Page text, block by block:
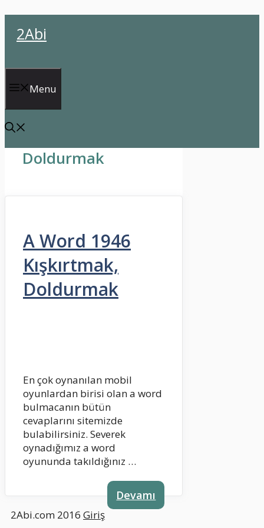
atla2Abi
Menu
Doldurmak
A Word 1946
Kışkırtmak,
Doldurmak
En çok oynanılan mobil
oyunlardan birisi olan a word
bulmacanın bütün
cevaplarını sitemizde
bulabilirsiniz. Severek
oynadığımız a word
oyununda takıldığınız …
Devamı
2Abi.com 2016 Giriş